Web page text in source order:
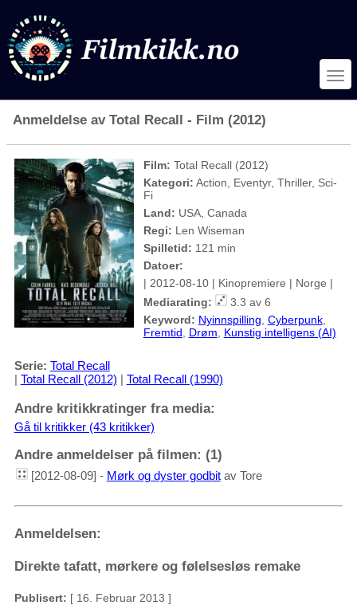
Anmeldelse av Total Recall - Film (2012)
Film: Total Recall (2012)
Kategori: Action, Eventyr, Thriller, Sci-
Fi
Land: USA, Canada
Regi: Len Wiseman
Spilletid: 121 min
Datoer:
| 2012-08-10 | Kinopremiere | Norge |
Mediarating:
3.3 av 6
Keyword: Nyinnspilling Cyberpunk,
Fremtid
Drøm Kunstig intelligens (AI)
Serie: Total Recall
| Total Recall (2012) | Total Recall (1990)
Andre kritikkratinger fra media:
Gå til kritikker (43 kritikker)
Andre anmeldelser på filmen: (1)
[2012-08-09] - Mørk og dyster godbitav Tore
Anmeldelsen:
Direkte tafatt, mørkere og følelsesløs remake
Publisert: [ 16. Februar 2013 ]